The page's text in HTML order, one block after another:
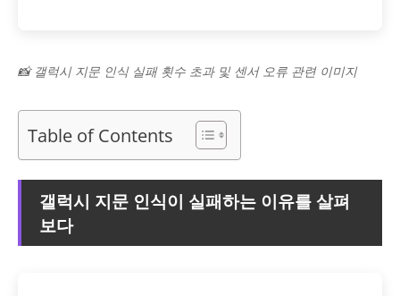
📸 갤럭시 지문 인식 실패 횟수 초과 및 센서 오류 관련 이미지
Table of Contents
갤럭시 지문 인식이 실패하는 이유를 살펴
보다